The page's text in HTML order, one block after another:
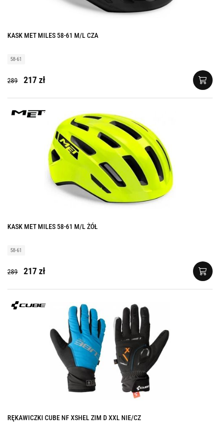
KASK MET MILES 58-61 M/L CZA
58-61
289 217 zł
KASK MET MILES 58-61 M/L ŻÓŁ
58-61
289 217 zł
RĘKAWICZKI CUBE NF XSHEL ZIM D XXL NIE/CZ